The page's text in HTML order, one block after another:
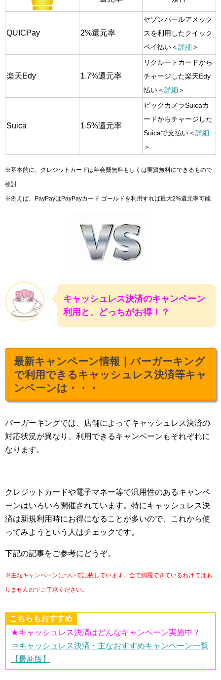
QUICPay 2%還元率
セゾンパールアメック
スを利用したクイック
ペイ払い＜詳細 ＞
楽天Edy 1.7%還元率
リクルートカードから
チャージした楽天Edy
払い＜詳細 ＞
Suica 1.5%還元率
ビックカメラSuicaカ
ードからチャージした
Suicaで支払い＜詳細
＞
※基本的に、クレジットカードは年会費無料もしくは実質無料にできるもので
検討
※例えば、PayPayはPayPayカード ゴールドを利用すれば最大2%還元率可能
キャッシュレス決済のキャンペーン
利用と、どっちがお得！？
最新キャンペーン情報｜バーガーキング
で利用できるキャッシュレス決済等キャ
ンペーンは・・・
バーガーキングでは、店舗によってキャッシュレス決済の
対応状況が異なり、利用できるキャンペーンもそれぞれに
なります。
クレジットカードや電子マネー等で汎用性のあるキャンペ
ーンはいろいろ開催されています。特にキャッシュレス決
済は新規利用時にお得になることが多いので、これから使
ってみようという人はチェックです。
下記の記事をご参考にどうぞ。
※主なキャンペーンについて記載しています。全て網羅できているわけではあ
りませんのでご了承ください。
こちらもおすすめ
★キャッシュレス決済はどんなキャンペーン実施中？
⇒キャッシュレス決済・主なおすすめキャンペーン一覧
【最新版】